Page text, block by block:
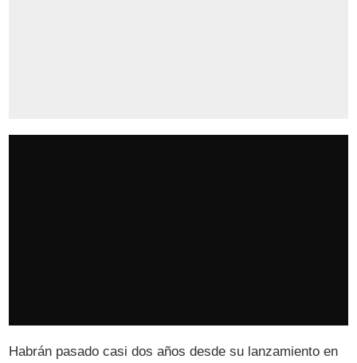
Habrán pasado casi dos años desde su lanzamiento en